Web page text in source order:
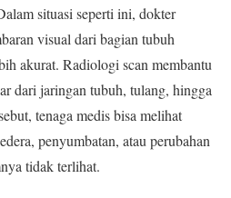
situasi seperti ini, dokter
visual dari bagian tubuh
akurat. Radiologi scan membantu
dari jaringan tubuh, tulang, hingga
tenaga medis bisa melihat
penyumbatan, atau perubahan
tidak terlihat.